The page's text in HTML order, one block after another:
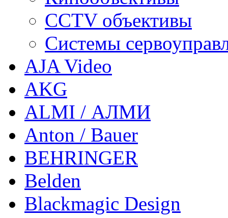
CCTV объективы
Системы
AJA Video
AKG
ALMI / АЛМИ
Anton / Bauer
BEHRINGER
Belden
Blackmagic Design